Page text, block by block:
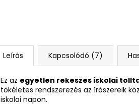
Leírás Kapcsolódó (7)
Ez az egyetlen rekeszes iskolai
tökéletes rendszerezés az írószereik
iskolai napon.